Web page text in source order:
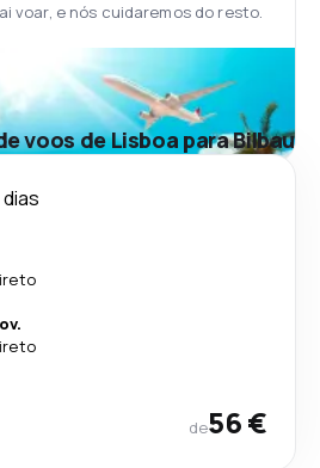
voar, e nós cuidaremos do resto.
voos de Lisboa para Bilbau
dias
de56 €